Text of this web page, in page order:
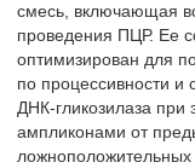
смесь, включающая
проведения ПЦР. Ее
оптимизирован для
по процессивности
ДНК-гликозилаза при
ампликонами от
ложноположительных